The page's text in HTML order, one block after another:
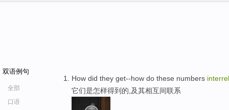
双语例句
全部
口语
How did they get--how do these numbers
它们是怎样得到的,及其相互间联系